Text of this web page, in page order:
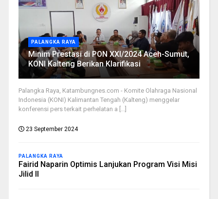
PALANGKA RAYA
Minim Prestasi di PON XXI/2024 Aceh-Sumut,
KONI Kalteng Berikan Klarifikasi
Palangka Raya, Katambungnes.com - Komite Olahraga Nasional
Indonesia (KONI) Kalimantan Tengah (Kalteng) menggelar
konferensi pers terkait perhelatan a [...]
23 September 2024
PALANGKA RAYA
Fairid Naparin Optimis Lanjukan Program Visi Misi
Jilid II